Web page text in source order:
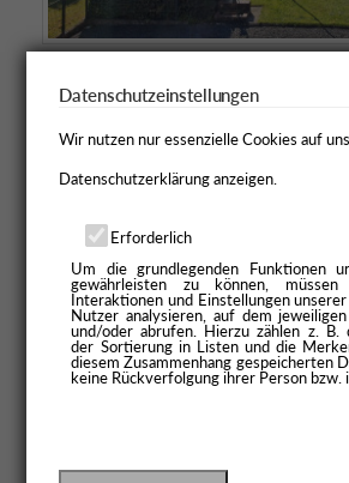
Beschreibung im Detail
Willkommen in Vettelschoß/
dieses charmante
Datenschutzeinstellungen
Wir nutzen nur essenzielle Cookies auf
Datenschutzerklärung anzeigen.
Erforderlich
Um die grundlegenden Funktionen
gewährleisten zu können,
Interaktionen und Einstellungen
Nutzer analysieren, auf dem
und/oder abrufen. Hierzu zählen z. B.
der Sortierung in Listen und die
diesem Zusammenhang gespeicherten
keine Rückverfolgung ihrer Person bzw.